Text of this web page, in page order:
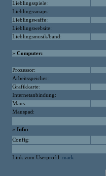
Lieblingsspiele:
Lieblingssmaps:
Lieblingswaffe:
Lieblingswebsite:
Lieblingsmusik/band:
» Computer:
Prozessor:
Arbeitsspeicher:
Grafikkarte:
Internetanbindung:
Maus:
Mauspad:
» Info:
Config:
Link zum Userprofil: mark